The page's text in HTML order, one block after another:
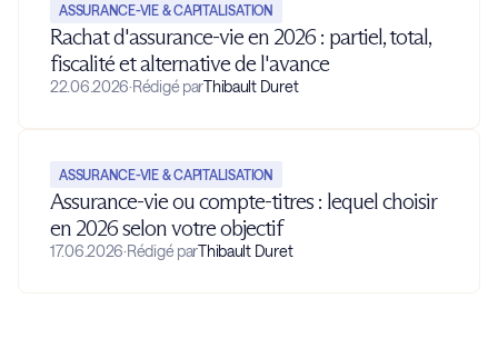
ASSURANCE-VIE & CAPITALISATION
Rachat d'assurance-vie en 2026 : partiel, total,
fiscalité et alternative de l'avance
22.06.2026·Rédigé parThibault Duret
ASSURANCE-VIE & CAPITALISATION
Assurance-vie ou compte-titres : lequel choisir
en 2026 selon votre objectif
17.06.2026·Rédigé parThibault Duret